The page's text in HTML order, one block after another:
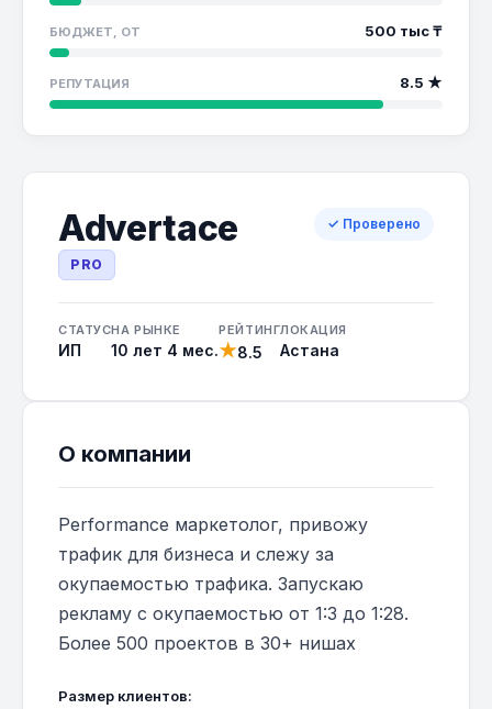
Advertace
PRO
✓ Проверено
СТАТУС
ИП
НА РЫНКЕ
10 лет 4 мес.
РЕЙТИНГ
★8.5
ЛОКАЦИЯ
Астана
О компании
Performance маркетолог, привожу
трафик для бизнеса и слежу за
окупаемостью трафика. Запускаю
рекламу с окупаемостью от 1:3 до 1:28.
Более 500 проектов в 30+ нишах
Размер клиентов:
БЮДЖЕТ, ОТ 500 тыс ₸
РЕПУТАЦИЯ 8.5 ★